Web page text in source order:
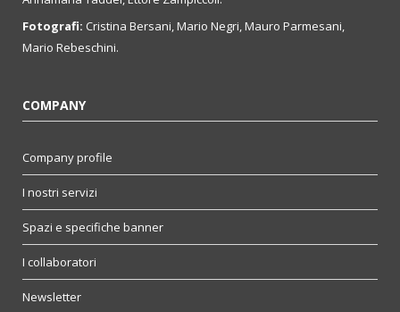
Fotografi: Cristina Bersani, Mario Negri, Mauro Parmesani,
Mario Rebeschini.
COMPANY
Company profile
I nostri servizi
Spazi e specifiche banner
I collaboratori
Newsletter